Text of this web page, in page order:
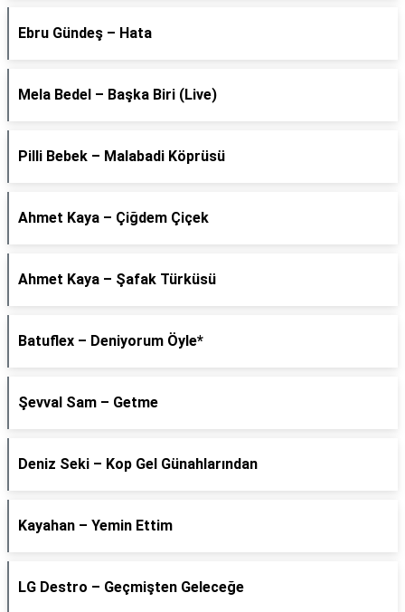
Ebru Gündeş – Hata
Mela Bedel – Başka Biri (Live)
Pilli Bebek – Malabadi Köprüsü
Ahmet Kaya – Çiğdem Çiçek
Ahmet Kaya – Şafak Türküsü
Batuflex – Deniyorum Öyle*
Şevval Sam – Getme
Deniz Seki – Kop Gel Günahlarından
Kayahan – Yemin Ettim
LG Destro – Geçmişten Geleceğe